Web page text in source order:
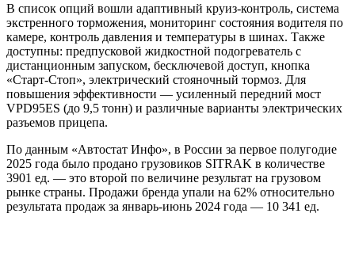
В список опций вошли адаптивный круиз-контроль, система
экстренного торможения, мониторинг состояния водителя по
камере, контроль давления и температуры в шинах. Также
доступны: предпусковой жидкостной подогреватель с
дистанционным запуском, бесключевой доступ, кнопка
«Старт-Стоп», электрический стояночный тормоз. Для
повышения эффективности — усиленный передний мост
VPD95ES (до 9,5 тонн) и различные варианты электрических
разъемов прицепа.
По данным «Автостат Инфо», в России за первое полугодие
2025 года было продано грузовиков SITRAK в количестве
3901 ед. — это второй по величине результат на грузовом
рынке страны. Продажи бренда упали на 62% относительно
результата продаж за январь-июнь 2024 года — 10 341 ед.